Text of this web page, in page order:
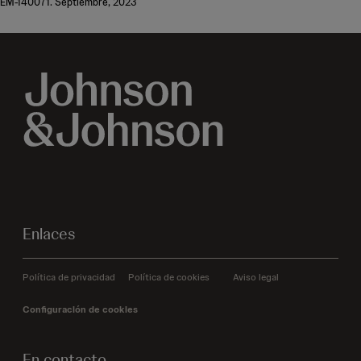
Enlaces
Política de privacidad Política de cookies Aviso legal
Configuración de cookies